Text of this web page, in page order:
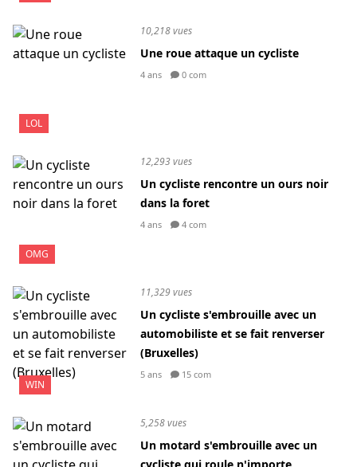
LOL
10,218 vues
Une roue attaque un cycliste
4 ans 0 com
OMG
12,293 vues
Un cycliste rencontre un ours noir
dans la foret
4 ans 4 com
WIN
11,329 vues
Un cycliste s'embrouille avec un
automobiliste et se fait renverser
(Bruxelles)
5 ans 15 com
5,258 vues
Un motard s'embrouille avec un